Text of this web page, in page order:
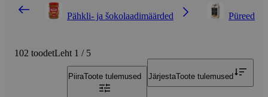
Pähkli- ja šokolaadimäärded Püreed
102 toodetLeht 1 / 5
PiiraToote tulemused JärjestaToote tulemused